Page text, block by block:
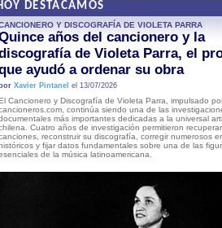
DESTACAMOS
Y DISCOGRAFÍA DE VIOLETA PARRA
años del cancionero y la
de Violeta Parra, el
ayudó a ordenar su obra
Xavier Pintanel el 13/07/2026
Cancionero y Discografía de Violeta Parra, impulsado
continúa siendo una de las
más importantes dedicadas a la universal
Cuatro años de investigación permitieron
reconstruir su discografía, corregir numerosos
y fijar datos fundamentales sobre una de las
de la música latinoamericana.